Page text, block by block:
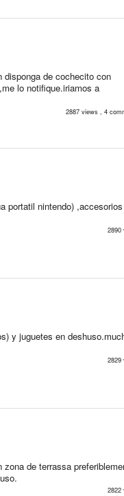
disponga de cochecito con
lo notifique.iriamos a
2887 views , 4
portatil nintendo)
2890
y juguetes en
2829
de terrassa
2822